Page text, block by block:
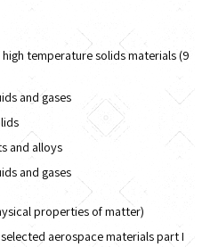
temperature solids materials (9
and gases
and alloys
and gases
properties of matter)
aerospace materials part I